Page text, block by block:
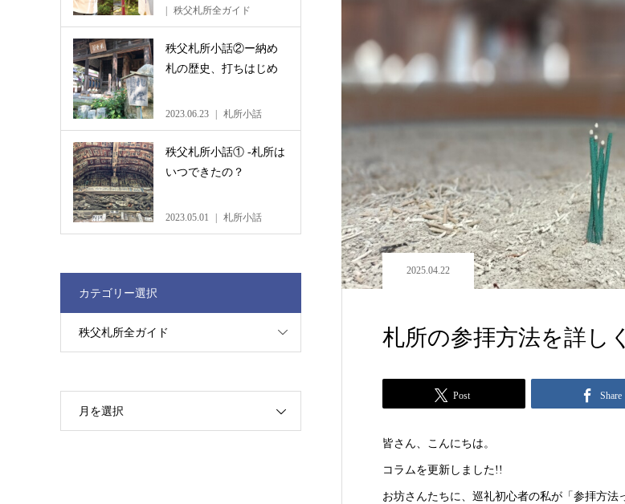
2025.04.22
札所の参拝方法を詳し
Post Share
皆さん、こんにちは。
コラムを更新しました!!
お坊さんたちに、巡礼初心者の私が「参拝方
秩父札所全ガイド
秩父札所小話②ー納め
札の歴史、打ちはじめ
2023.06.23 札所小話
秩父札所小話① -札所は
いつできたの？
2023.05.01 札所小話
カテゴリー選択
秩父札所全ガイド
月を選択